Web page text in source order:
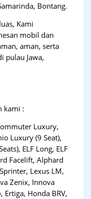
Bontang.
Kami
mobil dan
aman, serta
pulau Jawa,
kami :
Luxury,
Luxury (9 Seat),
ELF Long, ELF
Facelift, Alphard
Lexus LM,
Zenix, Innova
Ertiga, Honda BRV,